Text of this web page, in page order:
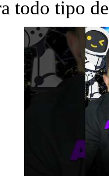
todo tipo